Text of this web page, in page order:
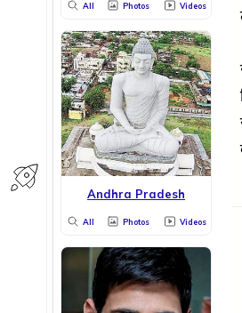
All Photos Videos
Andhra Pradesh
All Photos Videos